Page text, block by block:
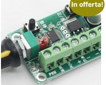
In offerta!